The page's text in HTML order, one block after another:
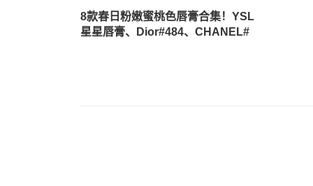
8款春日粉嫩蜜桃色唇膏合集！YSL
星星唇膏、Dior#484、CHANEL#